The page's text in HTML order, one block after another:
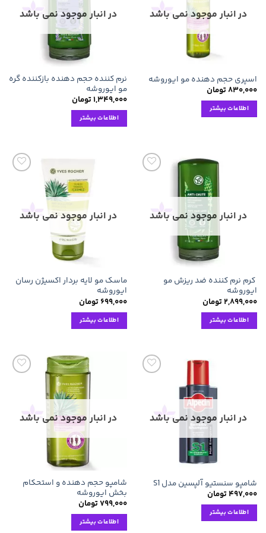
مندی
ها
در انبار موجود نمی باشد
اسپری حجم دهنده مو ایوروشه
۸۳۰,۰۰۰تومان
اطلاعات بیشتر
مندی
ها
در انبار موجود نمی باشد
نرم کننده حجم دهنده بازکننده گره
مو ایوروشه
۱,۳۴۹,۰۰۰تومان
اطلاعات بیشتر
مندی
ها
در انبار موجود نمی باشد
کرم نرم کننده ضد ریزش مو
ایوروشه
۲,۸۹۹,۰۰۰تومان
اطلاعات بیشتر
مندی
ها
در انبار موجود نمی باشد
ماسک مو لایه بردار اکسیژن رسان
ایوروشه
۶۹۹,۰۰۰تومان
اطلاعات بیشتر
ها
در انبار موجود نمی باشد
شامپو سنستیو آلپسین مدل S1
۴۹۷,۰۰۰تومان
اطلاعات بیشتر
مندی
ها
در انبار موجود نمی باشد
شامپو حجم دهنده و استحکام
بخش ایوروشه
۷۹۹,۰۰۰تومان
اطلاعات بیشتر